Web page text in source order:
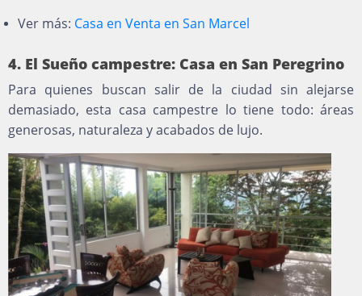
Ver más: Casa en Venta en San Marcel
4. El Sueño campestre: Casa en San Peregrino
Para quienes buscan salir de la ciudad sin alejarse
demasiado, esta casa campestre lo tiene todo: áreas
generosas, naturaleza y acabados de lujo.